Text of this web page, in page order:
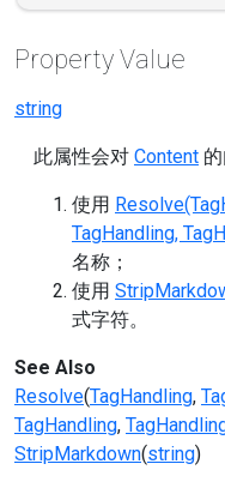
Property Value
string
此属性会对 Content
使用
TagHandling,
名称；
使用
式字符。
See Also
Resolve(TagHandling,
TagHandling,
StripMarkdown(string)